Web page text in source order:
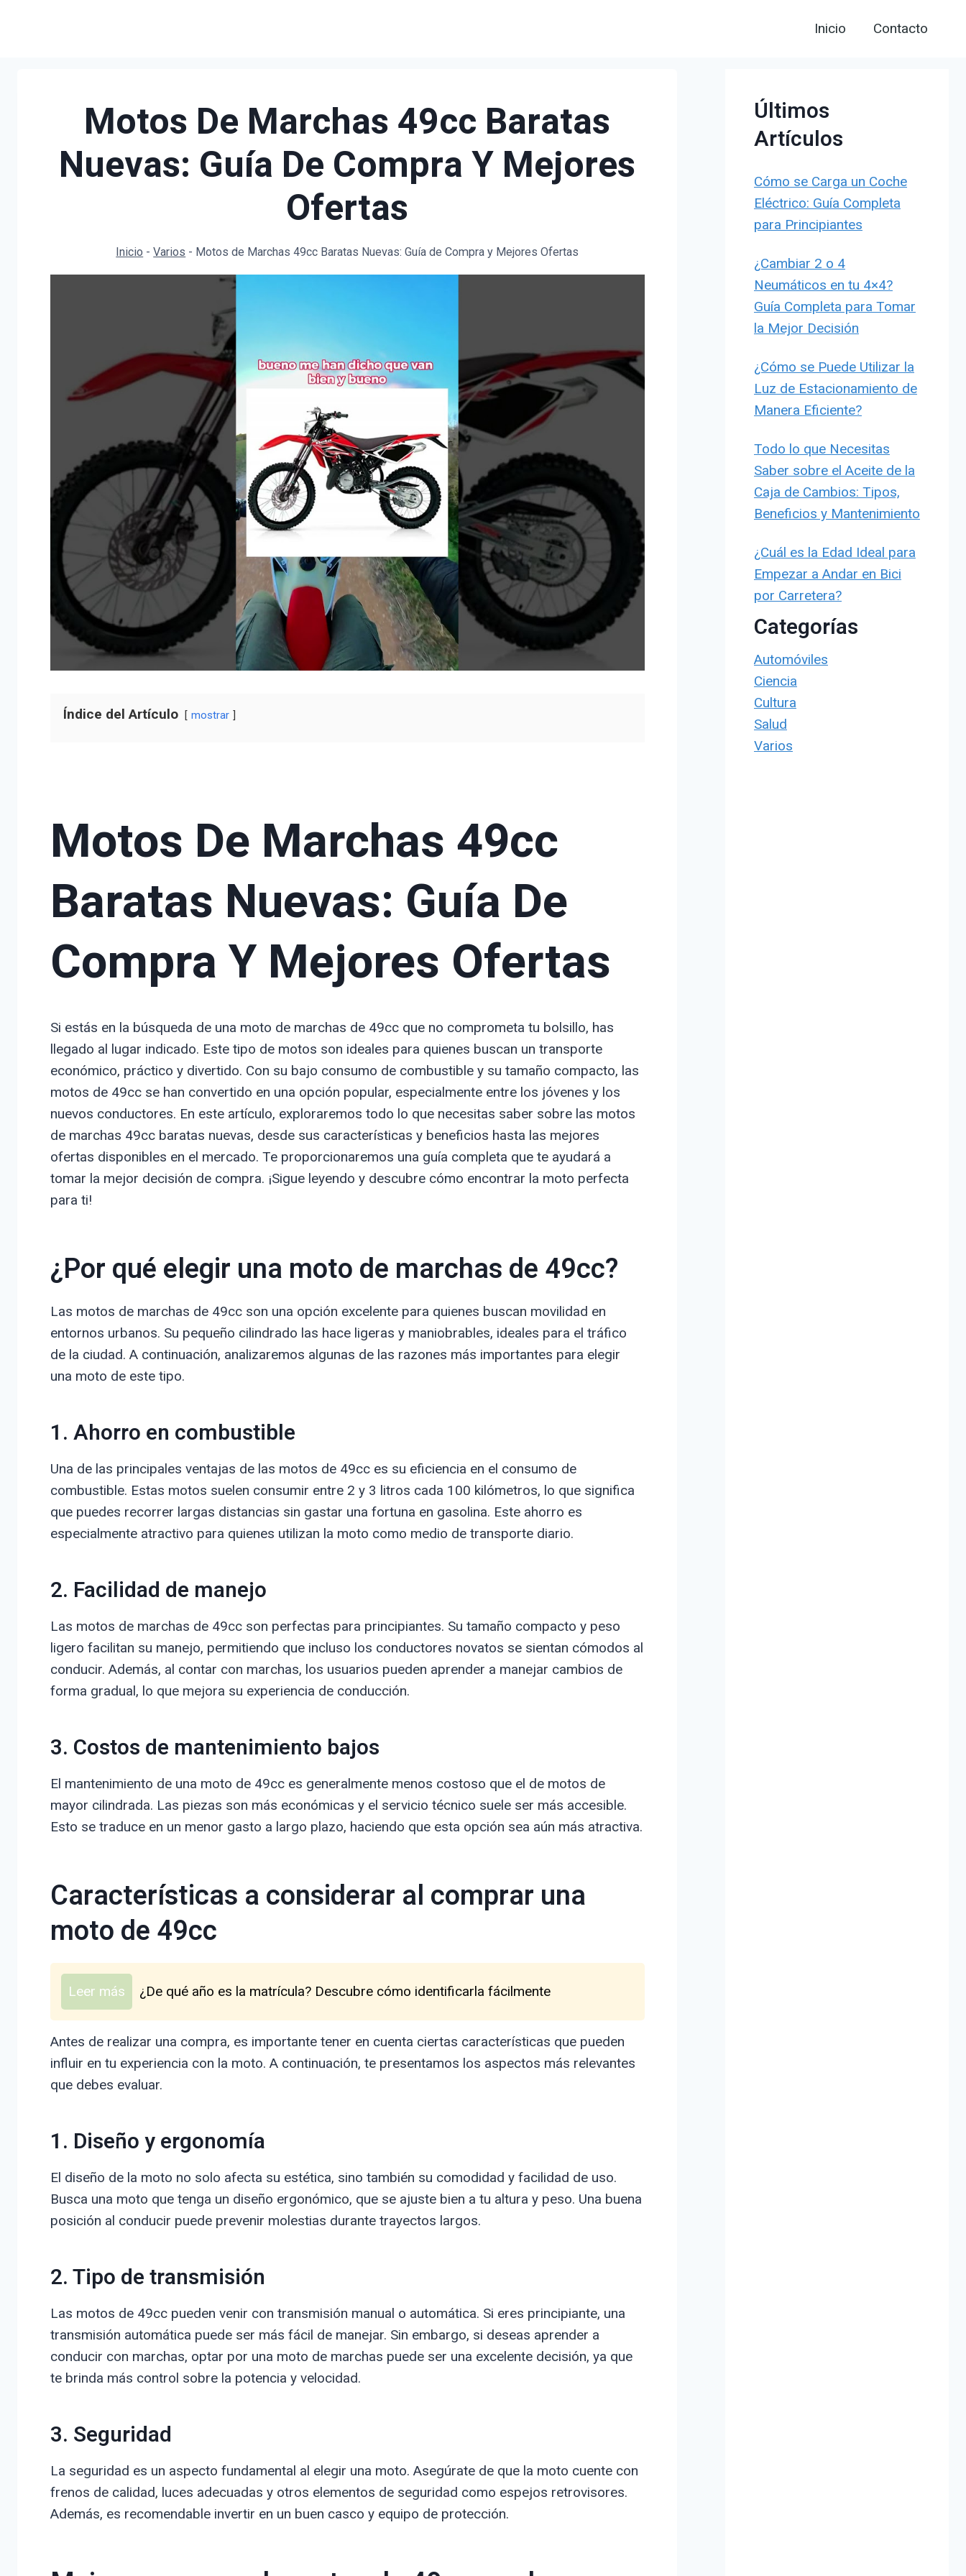
Inicio Contacto
Motos De Marchas 49cc Baratas
Nuevas: Guía De Compra Y Mejores
Ofertas
Inicio -Varios - Motos de Marchas 49cc Baratas Nuevas: Guía de Compra y Mejores Ofertas
Índice del Artículo mostrar
Motos De Marchas 49cc
Baratas Nuevas: Guía De
Compra Y Mejores Ofertas
Si estás en la búsqueda de una moto de marchas de 49cc que no comprometa tu bolsillo, has
llegado al lugar indicado. Este tipo de motos son ideales para quienes buscan un transporte
económico, práctico y divertido. Con su bajo consumo de combustible y su tamaño compacto, las
motos de 49cc se han convertido en una opción popular, especialmente entre los jóvenes y los
nuevos conductores. En este artículo, exploraremos todo lo que necesitas saber sobre las motos
de marchas 49cc baratas nuevas, desde sus características y beneficios hasta las mejores
ofertas disponibles en el mercado. Te proporcionaremos una guía completa que te ayudará a
tomar la mejor decisión de compra. ¡Sigue leyendo y descubre cómo encontrar la moto perfecta
para ti!
¿Por qué elegir una moto de marchas de 49cc?
Las motos de marchas de 49cc son una opción excelente para quienes buscan movilidad en
entornos urbanos. Su pequeño cilindrado las hace ligeras y maniobrables, ideales para el tráfico
de la ciudad. A continuación, analizaremos algunas de las razones más importantes para elegir
una moto de este tipo.
1. Ahorro en combustible
Una de las principales ventajas de las motos de 49cc es su eficiencia en el consumo de
combustible. Estas motos suelen consumir entre 2 y 3 litros cada 100 kilómetros, lo que significa
que puedes recorrer largas distancias sin gastar una fortuna en gasolina. Este ahorro es
especialmente atractivo para quienes utilizan la moto como medio de transporte diario.
2. Facilidad de manejo
Las motos de marchas de 49cc son perfectas para principiantes. Su tamaño compacto y peso
ligero facilitan su manejo, permitiendo que incluso los conductores novatos se sientan cómodos al
conducir. Además, al contar con marchas, los usuarios pueden aprender a manejar cambios de
forma gradual, lo que mejora su experiencia de conducción.
3. Costos de mantenimiento bajos
El mantenimiento de una moto de 49cc es generalmente menos costoso que el de motos de
mayor cilindrada. Las piezas son más económicas y el servicio técnico suele ser más accesible.
Esto se traduce en un menor gasto a largo plazo, haciendo que esta opción sea aún más atractiva.
Características a considerar al comprar una
moto de 49cc
Leer más ¿De qué año es la matrícula? Descubre cómo identificarla fácilmente
Antes de realizar una compra, es importante tener en cuenta ciertas características que pueden
influir en tu experiencia con la moto. A continuación, te presentamos los aspectos más relevantes
que debes evaluar.
1. Diseño y ergonomía
El diseño de la moto no solo afecta su estética, sino también su comodidad y facilidad de uso.
Busca una moto que tenga un diseño ergonómico, que se ajuste bien a tu altura y peso. Una buena
posición al conducir puede prevenir molestias durante trayectos largos.
2. Tipo de transmisión
Las motos de 49cc pueden venir con transmisión manual o automática. Si eres principiante, una
transmisión automática puede ser más fácil de manejar. Sin embargo, si deseas aprender a
conducir con marchas, optar por una moto de marchas puede ser una excelente decisión, ya que
te brinda más control sobre la potencia y velocidad.
3. Seguridad
La seguridad es un aspecto fundamental al elegir una moto. Asegúrate de que la moto cuente con
frenos de calidad, luces adecuadas y otros elementos de seguridad como espejos retrovisores.
Además, es recomendable invertir en un buen casco y equipo de protección.
Últimos
Artículos
Cómo se Carga un Coche
Eléctrico: Guía Completa
para Principiantes
¿Cambiar 2 o 4
Neumáticos en tu 4×4?
Guía Completa para Tomar
la Mejor Decisión
¿Cómo se Puede Utilizar la
Luz de Estacionamiento de
Manera Eficiente?
Todo lo que Necesitas
Saber sobre el Aceite de la
Caja de Cambios: Tipos,
Beneficios y Mantenimiento
¿Cuál es la Edad Ideal para
Empezar a Andar en Bici
por Carretera?
Categorías
Automóviles
Ciencia
Cultura
Salud
Varios